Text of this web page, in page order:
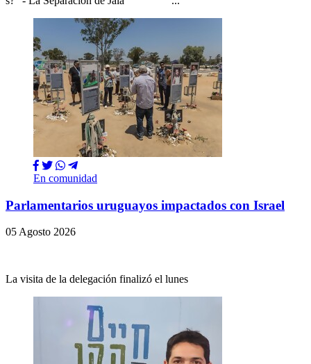
En comunidad
Parlamentarios uruguayos impactados con Israel
05 Agosto 2026
La visita de la delegación finalizó el lunes